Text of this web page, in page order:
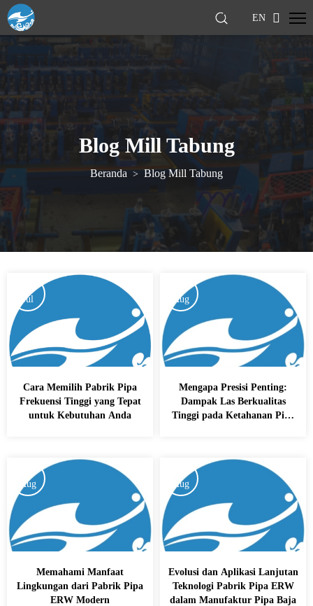
EN
Blog Mill Tabung
Beranda > Blog Mill Tabung
Jul
Cara Memilih Pabrik Pipa
Frekuensi Tinggi yang Tepat
untuk Kebutuhan Anda
Aug
Mengapa Presisi Penting:
Dampak Las Berkualitas
Tinggi pada Ketahanan Pipa
Aug
Memahami Manfaat
Lingkungan dari Pabrik Pipa
ERW Modern
Aug
Evolusi dan Aplikasi Lanjutan
Teknologi Pabrik Pipa ERW
dalam Manufaktur Pipa Baja